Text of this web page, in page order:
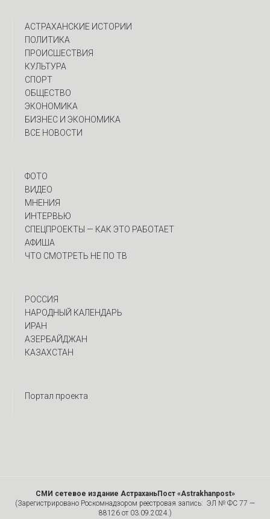
АСТРАХАНСКИЕ ИСТОРИИ
ПОЛИТИКА
ПРОИСШЕСТВИЯ
КУЛЬТУРА
СПОРТ
ОБЩЕСТВО
ЭКОНОМИКА
БИЗНЕС И ЭКОНОМИКА
ВСЕ НОВОСТИ
ФОТО
ВИДЕО
МНЕНИЯ
ИНТЕРВЬЮ
CПЕЦПРОЕКТЫ — КАК ЭТО РАБОТАЕТ
АФИША
ЧТО СМОТРЕТЬ НЕ ПО ТВ
РОССИЯ
НАРОДНЫЙ КАЛЕНДАРЬ
ИРАН
АЗЕРБАЙДЖАН
КАЗАХСТАН
Портал проекта
СМИ сетевое издание АстраханьПост «Astrakhanpost»
(Зарегистрировано Роскомнадзором реестровая запись: ЭЛ № ФС 77 —
88126 от 03.09.2024.)